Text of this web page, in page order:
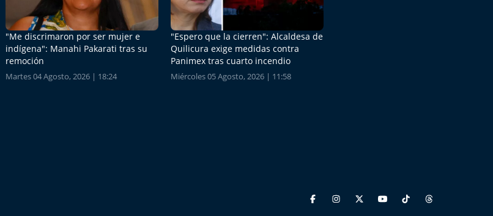
"Me discrimaron por ser mujer e
indígena": Manahi Pakarati tras su
remoción
Martes 04 Agosto, 2026 | 18:24
"Espero que la cierren": Alcaldesa de
Quilicura exige medidas contra
Panimex tras cuarto incendio
Miércoles 05 Agosto, 2026 | 11:58